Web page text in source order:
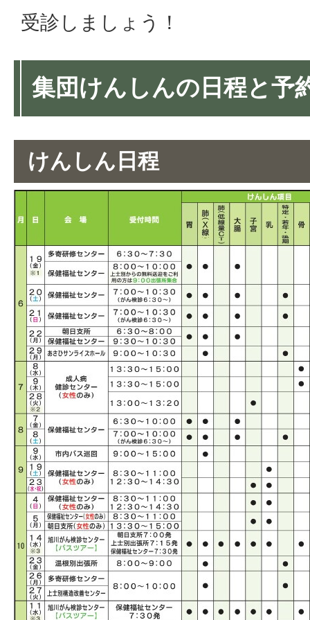
受診しましょう！
集団けんしんの日程と予
けんしん日程